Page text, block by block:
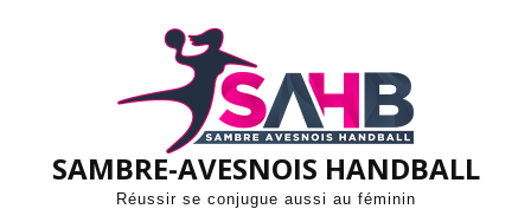
SAMBRE-AVESNOIS HANDBALL
Réussir se conjugue aussi au féminin